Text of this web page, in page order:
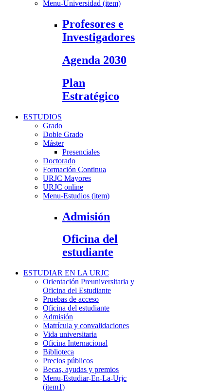
Menu-Universidad (item)
Profesores e
Investigadores
Agenda 2030
Plan
Estratégico
ESTUDIOS
Grado
Doble Grado
Máster
Presenciales
Doctorado
Formación Continua
URJC Mayores
URJC online
Menu-Estudios (item)
Admisión
Oficina del
estudiante
ESTUDIAR EN LA URJC
Orientación Preuniversitaria y
Oficina del Estudiante
Pruebas de acceso
Oficina del estudiante
Admisión
Matrícula y convalidaciones
Vida universitaria
Oficina Internacional
Biblioteca
Precios públicos
Becas, ayudas y premios
Menu-Estudiar-En-La-Urjc
(item1)